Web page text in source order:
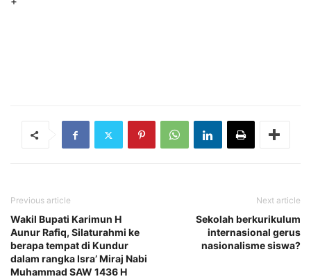
Previous article
Wakil Bupati Karimun H
Aunur Rafiq, Silaturahmi ke
berapa tempat di Kundur
dalam rangka Isra’ Miraj Nabi
Muhammad SAW 1436 H
Next article
Sekolah berkurikulum
internasional gerus
nasionalisme siswa?